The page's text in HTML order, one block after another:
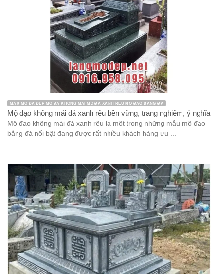
MẪU MỘ ĐÁ ĐẸP MỘ ĐÁ KHÔNG MÁI MỘ ĐÁ XANH RÊU MỘ ĐẠO BẰNG ĐÁ
Mộ đạo không mái đá xanh rêu bền vững, trang nghiêm, ý nghĩa
Mộ đạo không mái đá xanh rêu là một trong những mẫu mộ đạo
bằng đá nổi bật đang được rất nhiều khách hàng ưu ...